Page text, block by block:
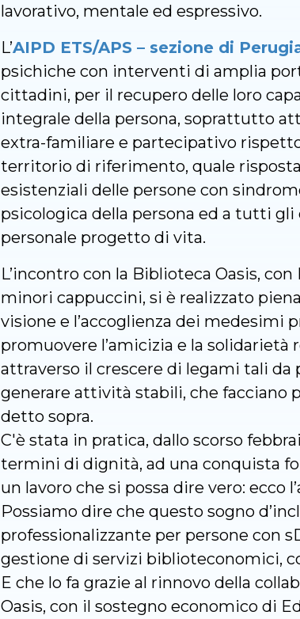
lavorativo, mentale ed espressivo.
L’AIPD ETS/APS – sezione di
psichiche con interventi di amplia
cittadini, per il recupero delle loro
integrale della persona, soprattutto
extra-familiare e partecipativo
territorio di riferimento, quale
esistenziali delle persone con
psicologica della persona ed a tutti
personale progetto di vita.
L’incontro con la Biblioteca Oasis,
minori cappuccini, si è realizzato
visione e l’accoglienza dei medesimi
promuovere l’amicizia e la
attraverso il crescere di legami tali
generare attività stabili, che facciano
detto sopra.
C'è stata in pratica, dallo scorso
termini di dignità, ad una conquista
un lavoro che si possa dire vero: ecco
Possiamo dire che questo sogno
professionalizzante per persone con
gestione di servizi biblioteconomici,
E che lo fa grazie al rinnovo della
Oasis, con il sostegno economico di